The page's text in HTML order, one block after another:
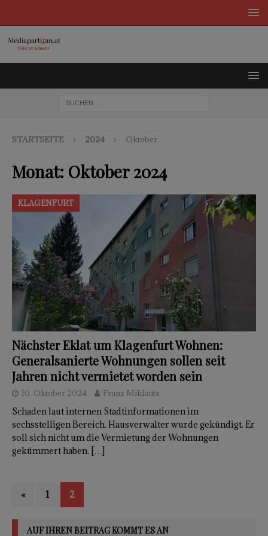
STARTSEITE 2024 Oktober
Monat: Oktober 2024
KLAGENFURT
Nächster Eklat um Klagenfurt Wohnen:
Generalsanierte Wohnungen sollen seit
Jahren nicht vermietet worden sein
10. Oktober 2024 Franz Miklautz
Schaden laut internen Stadtinformationen im
sechsstelligen Bereich. Hausverwalter wurde gekündigt. Er
soll sich nicht um die Vermietung der Wohnungen
gekümmert haben. […]
« 1 2
AUF IHREN BEITRAG KOMMT ES AN